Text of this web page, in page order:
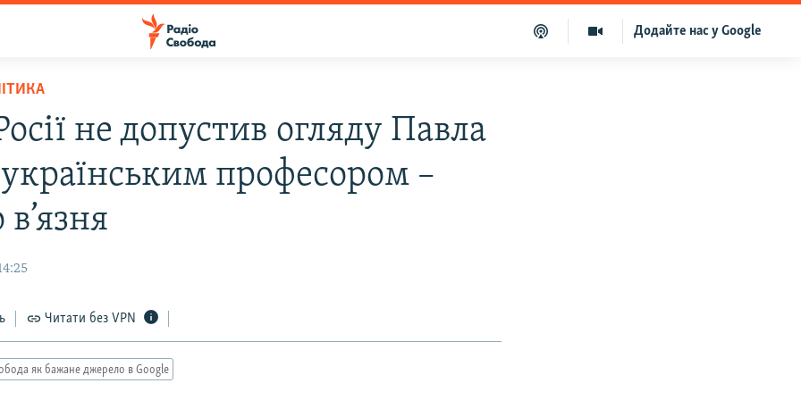
Додайте нас у Google
не допустив огляду Павла
професором –
Читати без VPN
як бажане джерело в Google